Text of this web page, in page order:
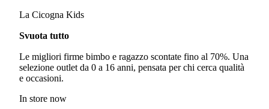
La Cicogna Kids
Svuota tutto
Le migliori firme bimbo e ragazzo scontate fino al 70%. Una
selezione outlet da 0 a 16 anni, pensata per chi cerca qualità
e occasioni.
In store now